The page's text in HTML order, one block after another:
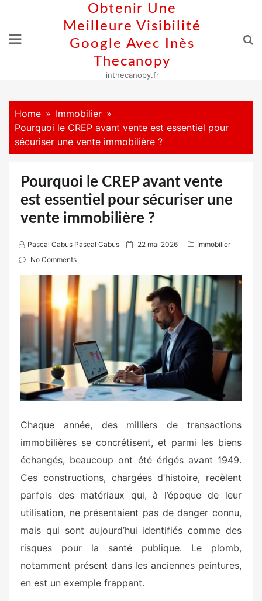
content
Obtenir Une
Meilleure Visibilité
Google Avec Inès
Thecanopy
inthecanopy.fr
Home
Immobilier
Pourquoi le CREP avant vente est essentiel pour
sécuriser une vente immobilière ?
Pourquoi le CREP avant vente
est essentiel pour sécuriser une
vente immobilière ?
Pascal Cabus Pascal Cabus
P
t
e
d
22 mai 2026
Immobilier
No Comments
Chaque année, des milliers de transactions
immobilières se concrétisent, et parmi les biens
échangés, beaucoup ont été érigés avant 1949.
Ces constructions, chargées d’histoire, recèlent
parfois des matériaux qui, à l’époque de leur
utilisation, ne présentaient pas de danger connu,
mais qui sont aujourd’hui identifiés comme des
risques pour la santé publique. Le plomb,
notamment présent dans les anciennes peintures,
en est un exemple frappant.